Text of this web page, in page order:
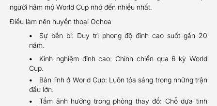
người hâm mộ World Cup nhớ đến nhiều nhất.
Điều làm nên huyền thoại Ochoa
Sự bền bỉ: Duy trì phong độ đỉnh cao suốt gần 20
năm.
Kinh nghiệm đỉnh cao: Chinh chiến qua 6 kỳ World
Cup.
Bản lĩnh ở World Cup: Luôn tỏa sáng trong những trận
đấu lớn.
Tầm ảnh hưởng trong phòng thay đồ: Chỗ dựa tinh